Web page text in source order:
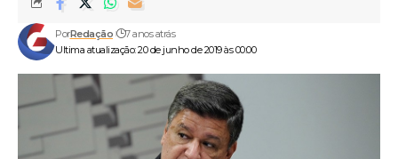
Ultima atualização: 20 de junho de 2019 às 00:00
PorRedação 7 anos atrás